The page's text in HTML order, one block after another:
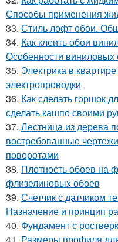
Способы применения
33. Стиль лофт обои.
34. Как клеить обои
Особенности виниловых
35. Электрика в
электропроводки
36. Как сделать горшок
сделать кашпо своими
37. Лестница из дерева
востребованные
поворотами
38. Плотность обоев на
флизелиновых обоев
39. Счетчик с датчиком
Назначение и принцип
40. Фундамент с